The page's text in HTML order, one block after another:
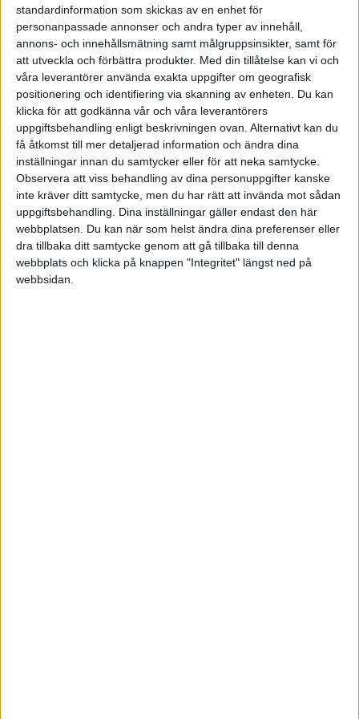
standardinformation som skickas av en enhet för
personanpassade annonser och andra typer av innehåll,
annons- och innehållsmätning samt målgruppsinsikter, samt för
att utveckla och förbättra produkter. Med din tillåtelse kan vi och
våra leverantörer använda exakta uppgifter om geografisk
positionering och identifiering via skanning av enheten. Du kan
klicka för att godkänna vår och våra leverantörers
uppgiftsbehandling enligt beskrivningen ovan. Alternativt kan du
få åtkomst till mer detaljerad information och ändra dina
inställningar innan du samtycker eller för att neka samtycke.
Observera att viss behandling av dina personuppgifter kanske
inte kräver ditt samtycke, men du har rätt att invända mot sådan
uppgiftsbehandling. Dina inställningar gäller endast den här
webbplatsen. Du kan när som helst ändra dina preferenser eller
dra tillbaka ditt samtycke genom att gå tillbaka till denna
webbplats och klicka på knappen "Integritet" längst ned på
webbsidan.
bara besvarar en enda av de fyra ovanstående
frågorna. Vi får då något av följande typfall av halta
affärsidéer:
Ren ”Styrke-idé” – t.ex. ”prisbelönt, patenterad
teknologi inom området X”
Man tycker sig kanske ha en viss solid tillgång eller
kompetens att bygga på, men har försummat att
fundera ut vad det ska vara för slags varor, tjänster e.d.
man sedan rent konkret ska få ur händerna (Produkt
och ännu mindre vad dessa saker i så fall egentligen
ska vara till för (Kundoch Behov). Detta är ett väldigt
vanligt fel, särskilt när verksamheter startas just ifrån
utgångspunkten att man tycker sig ”ha” någonting
värdefullt som man ”bara” ska hitta ett sätt att slå mynt